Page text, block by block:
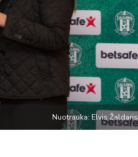
Nuotrauka: Elvis Žaldaris